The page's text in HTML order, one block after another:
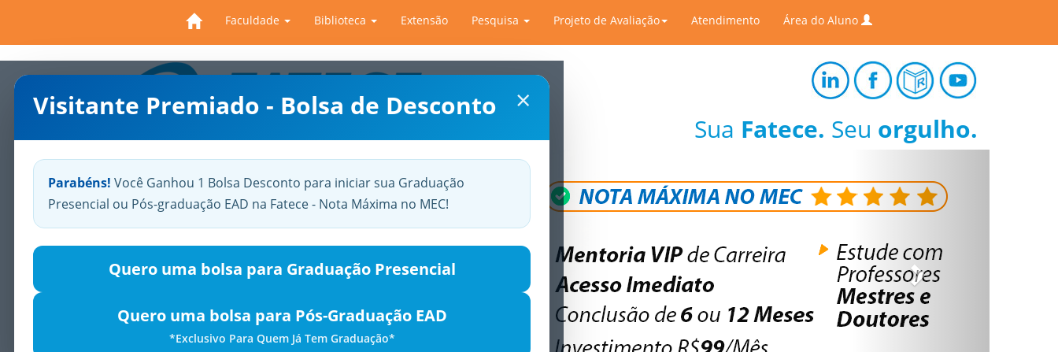
Faculdade Biblioteca Extensão Pesquisa Projeto de Avaliação Atendimento Área do Aluno
×
Visitante Premiado - Bolsa de Desconto
Parabéns! Você Ganhou 1 Bolsa Desconto para iniciar sua Graduação
Presencial ou Pós-graduação EAD na Fatece - Nota Máxima no MEC!
Quero uma bolsa para Graduação Presencial
Quero uma bolsa para Pós-Graduação EAD
*Exclusivo Para Quem Já Tem Graduação*
Sua Fatece. Seu orgulho.
Previous